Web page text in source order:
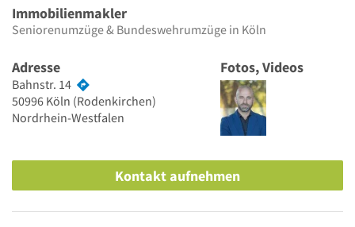
Immobilienmakler
Seniorenumzüge & Bundeswehrumzüge in Köln
Adresse
Bahnstr. 14
50996 Köln (Rodenkirchen)
Nordrhein-Westfalen
Fotos, Videos
Kontakt aufnehmen